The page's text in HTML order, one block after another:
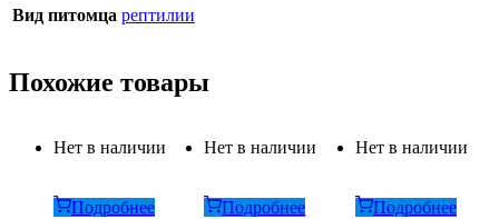
Вид питомца рептилии
Похожие товары
Нет в наличии
Подробнее
Нет в наличии
Подробнее
Нет в наличии
Подробнее